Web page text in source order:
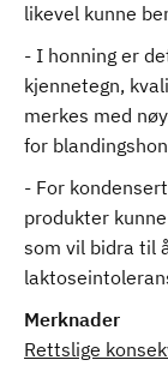
likevel kunne
- I honning er
kjennetegn,
merkes med
for
- For
produkter
som vil bidra til
Merknader
Rettslige